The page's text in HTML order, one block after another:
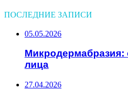
ПОСЛЕДНИЕ ЗАПИСИ
05.05.2026
Микродермабразия:
лица
27.04.2026